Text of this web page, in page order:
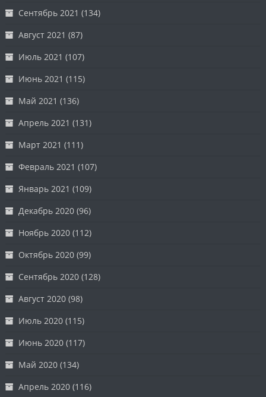
Сентябрь 2021 (134)
Август 2021 (87)
Июль 2021 (107)
Июнь 2021 (115)
Май 2021 (136)
Апрель 2021 (131)
Март 2021 (111)
Февраль 2021 (107)
Январь 2021 (109)
Декабрь 2020 (96)
Ноябрь 2020 (112)
Октябрь 2020 (99)
Сентябрь 2020 (128)
Август 2020 (98)
Июль 2020 (115)
Июнь 2020 (117)
Май 2020 (134)
Апрель 2020 (116)